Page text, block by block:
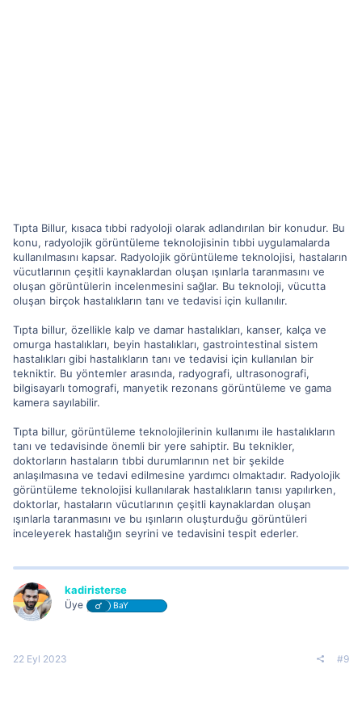
Tıpta Billur, kısaca tıbbi radyoloji olarak adlandırılan bir konudur. Bu
konu, radyolojik görüntüleme teknolojisinin tıbbi uygulamalarda
kullanılmasını kapsar. Radyolojik görüntüleme teknolojisi, hastaların
vücutlarının çeşitli kaynaklardan oluşan ışınlarla taranmasını ve
oluşan görüntülerin incelenmesini sağlar. Bu teknoloji, vücutta
oluşan birçok hastalıkların tanı ve tedavisi için kullanılır.
Tıpta billur, özellikle kalp ve damar hastalıkları, kanser, kalça ve
omurga hastalıkları, beyin hastalıkları, gastrointestinal sistem
hastalıkları gibi hastalıkların tanı ve tedavisi için kullanılan bir
tekniktir. Bu yöntemler arasında, radyografi, ultrasonografi,
bilgisayarlı tomografi, manyetik rezonans görüntüleme ve gama
kamera sayılabilir.
Tıpta billur, görüntüleme teknolojilerinin kullanımı ile hastalıkların
tanı ve tedavisinde önemli bir yere sahiptir. Bu teknikler,
doktorların hastaların tıbbi durumlarının net bir şekilde
anlaşılmasına ve tedavi edilmesine yardımcı olmaktadır. Radyolojik
görüntüleme teknolojisi kullanılarak hastalıkların tanısı yapılırken,
doktorlar, hastaların vücutlarının çeşitli kaynaklardan oluşan
ışınlarla taranmasını ve bu ışınların oluşturduğu görüntüleri
inceleyerek hastalığın seyrini ve tedavisini tespit ederler.
kadiristerse
Üye BaY
22 Eyl 2023 #9